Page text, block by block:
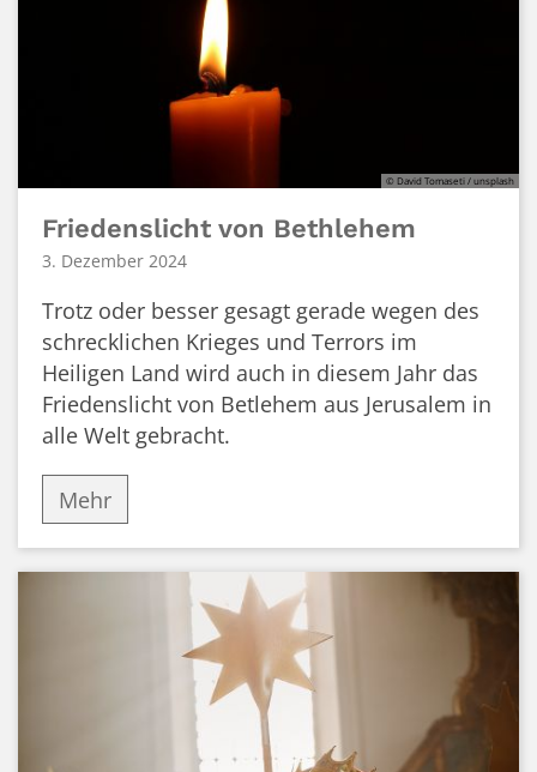
© David Tomaseti / unsplash
Friedenslicht von Bethlehem
3. Dezember 2024
Trotz oder besser gesagt gerade wegen des
schrecklichen Krieges und Terrors im
Heiligen Land wird auch in diesem Jahr das
Friedenslicht von Betlehem aus Jerusalem in
alle Welt gebracht.
Mehr